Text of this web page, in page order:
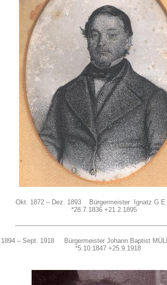
Okt. 1872 – Dez. 1893 Bürgermeister Ignatz G E
*28.7.1836 +21.2.1895
1894 – Sept. 1918 Bürgermeister Johann Baptist
*5.10.1847 +25.9.1918